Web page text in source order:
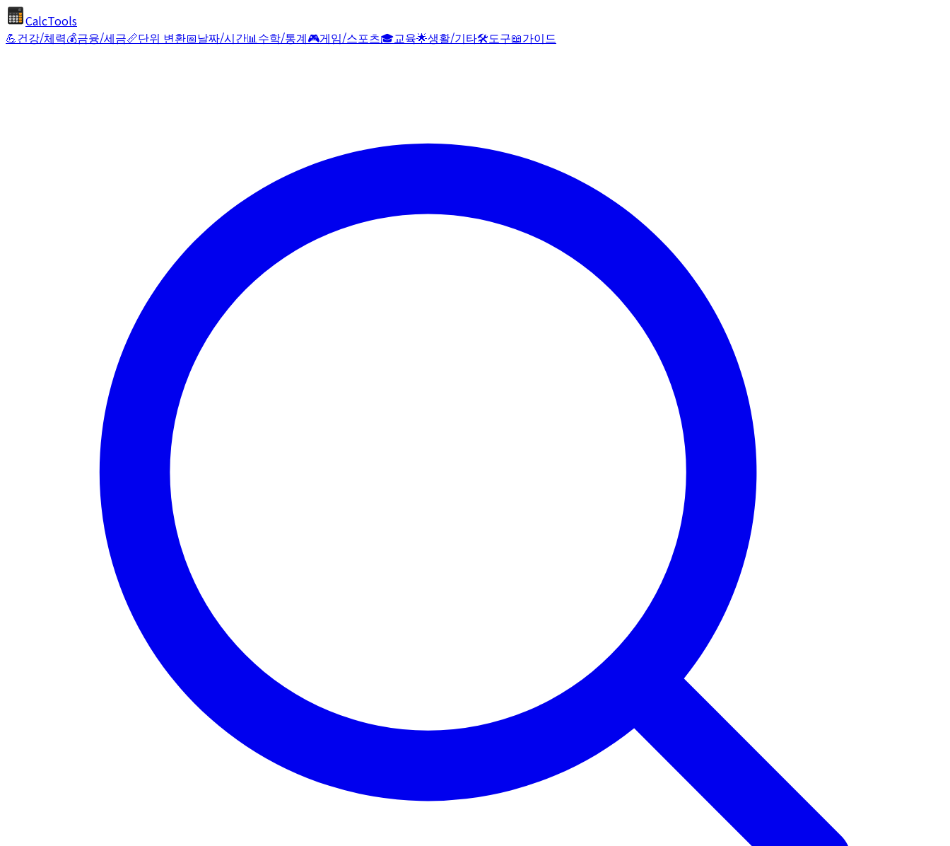
CalcTools
💪건강/체력💰금융/세금📏단위 변환📅날짜/시간📊수학/통계🎮게임/스포츠🎓교육🌟생활/기타🛠️도구📖가이드